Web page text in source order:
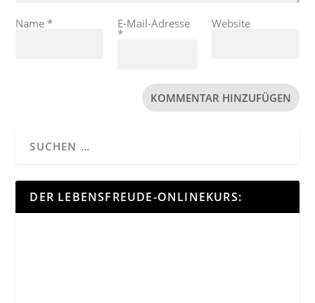
Name* E-Mail-Adresse
*
Website
DER LEBENSFREUDE-ONLINEKURS: